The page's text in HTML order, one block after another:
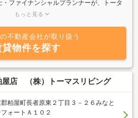
ファイナンシャルプランナーが、トータ
たをサポート！！ 住宅・事業用店舗・倉
ンテナンス。不動産の有効活用はもちろ
生相談まで！？あなたの夢をカタチにしま
まかせ下さい。
もっと見る
不動産会社が取り扱う
貸物件を探す
店 （株）トーマスリビング
粕屋町長者原東２丁目３－２６みなと
ォートＡ１０２